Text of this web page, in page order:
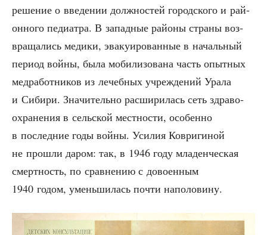
реше­ние о вве­де­нии долж­но­стей город­ско­го и рай­
он­но­го педи­ат­ра. В запад­ные рай­о­ны стра­ны воз­
вра­ща­лись меди­ки, эва­ку­и­ро­ван­ные в началь­ный
пери­од вой­ны, была моби­ли­зо­ва­на часть опыт­ных
мед­ра­бот­ни­ков из лечеб­ных учре­жде­ний Ура­ла
и Сиби­ри. Зна­чи­тель­но рас­ши­ри­лась сеть здра­во­
охра­не­ния в сель­ской мест­но­сти, осо­бен­но
в послед­ние годы вой­ны. Уси­лия Коври­ги­ной
не про­шли даром: так, в 1946 году мла­ден­че­ская
смерт­ность, по срав­не­нию с дово­ен­ным
1940 годом, умень­ши­лась почти наполовину.